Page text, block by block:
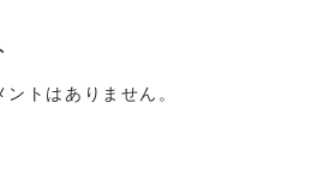
トはありません。